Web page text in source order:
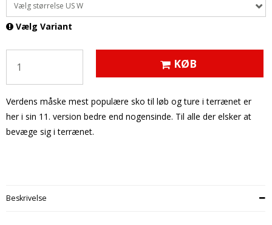
Vælg størrelse US W
Vælg Variant
KØB
Verdens måske mest populære sko til løb og ture i terrænet er
her i sin 11. version bedre end nogensinde. Til alle der elsker at
bevæge sig i terrænet.
Beskrivelse